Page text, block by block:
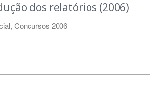
dos relatórios (2006)
, Concursos 2006